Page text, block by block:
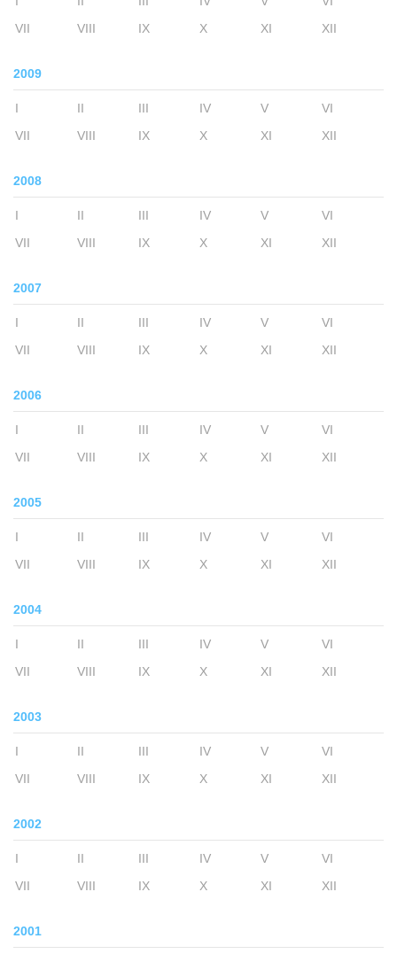
VII
VIII IX X XI XII
2009
I II III IV V
VI
VII
VIII IX X XI XII
2008
I II III IV V
VI
VII
VIII IX X XI XII
2007
I II III IV V
VI
VII
VIII IX X XI XII
2006
I II III IV V
VI
VII
VIII IX X XI XII
2005
I II III IV V
VI
VII
VIII IX X XI XII
2004
I II III IV V
VI
VII
VIII IX X XI XII
2003
I II III IV V
VI
VII
VIII IX X XI XII
2002
I II III IV V
VI
VII
VIII IX X XI XII
2001